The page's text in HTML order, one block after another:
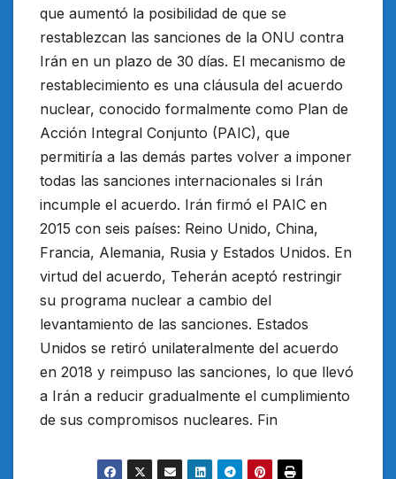
que aumentó la posibilidad de que se
restablezcan las sanciones de la ONU contra
Irán en un plazo de 30 días. El mecanismo de
restablecimiento es una cláusula del acuerdo
nuclear, conocido formalmente como Plan de
Acción Integral Conjunto (PAIC), que
permitiría a las demás partes volver a imponer
todas las sanciones internacionales si Irán
incumple el acuerdo. Irán firmó el PAIC en
2015 con seis países: Reino Unido, China,
Francia, Alemania, Rusia y Estados Unidos. En
virtud del acuerdo, Teherán aceptó restringir
su programa nuclear a cambio del
levantamiento de las sanciones. Estados
Unidos se retiró unilateralmente del acuerdo
en 2018 y reimpuso las sanciones, lo que llevó
a Irán a reducir gradualmente el cumplimiento
de sus compromisos nucleares. Fin